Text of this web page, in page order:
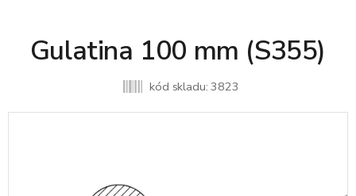
Gulatina 100 mm (S355)
kód skladu: 3823